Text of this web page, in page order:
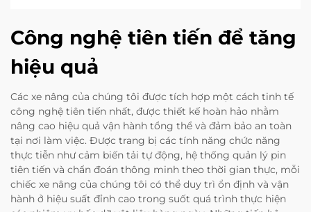
Công nghệ tiên tiến để tăng
hiệu quả
Các xe nâng của chúng tôi được tích hợp một cách tinh tế
công nghệ tiên tiến nhất, được thiết kế hoàn hảo nhằm
nâng cao hiệu quả vận hành tổng thể và đảm bảo an toàn
tại nơi làm việc. Được trang bị các tính năng chức năng
thực tiễn như cảm biến tải tự động, hệ thống quản lý pin
tiên tiến và chẩn đoán thông minh theo thời gian thực, mỗi
chiếc xe nâng của chúng tôi có thể duy trì ổn định và vận
hành ở hiệu suất đỉnh cao trong suốt quá trình thực hiện